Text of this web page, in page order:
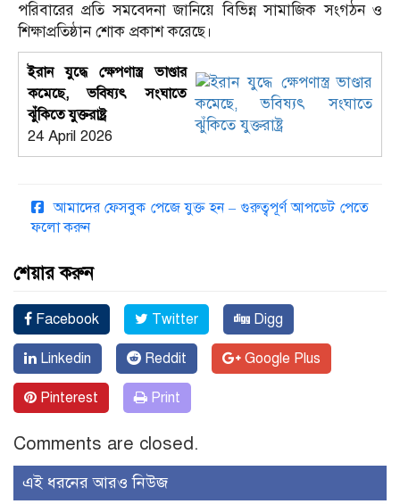
পরিবারের প্রতি সমবেদনা জানিয়ে বিভিন্ন সামাজিক সংগঠন ও
শিক্ষাপ্রতিষ্ঠান শোক প্রকাশ করেছে।
ইরান যুদ্ধে ক্ষেপণাস্ত্র ভাণ্ডার
কমেছে, ভবিষ্যৎ সংঘাতে
ঝুঁকিতে যুক্তরাষ্ট্র
24 April 2026
আমাদের ফেসবুক পেজে যুক্ত হন – গুরুত্বপূর্ণ আপডেট পেতে
ফলো করুন
শেয়ার করুন
Facebook Twitter Digg
Linkedin Reddit Google Plus
Pinterest Print
Comments are closed.
এই ধরনের আরও নিউজ